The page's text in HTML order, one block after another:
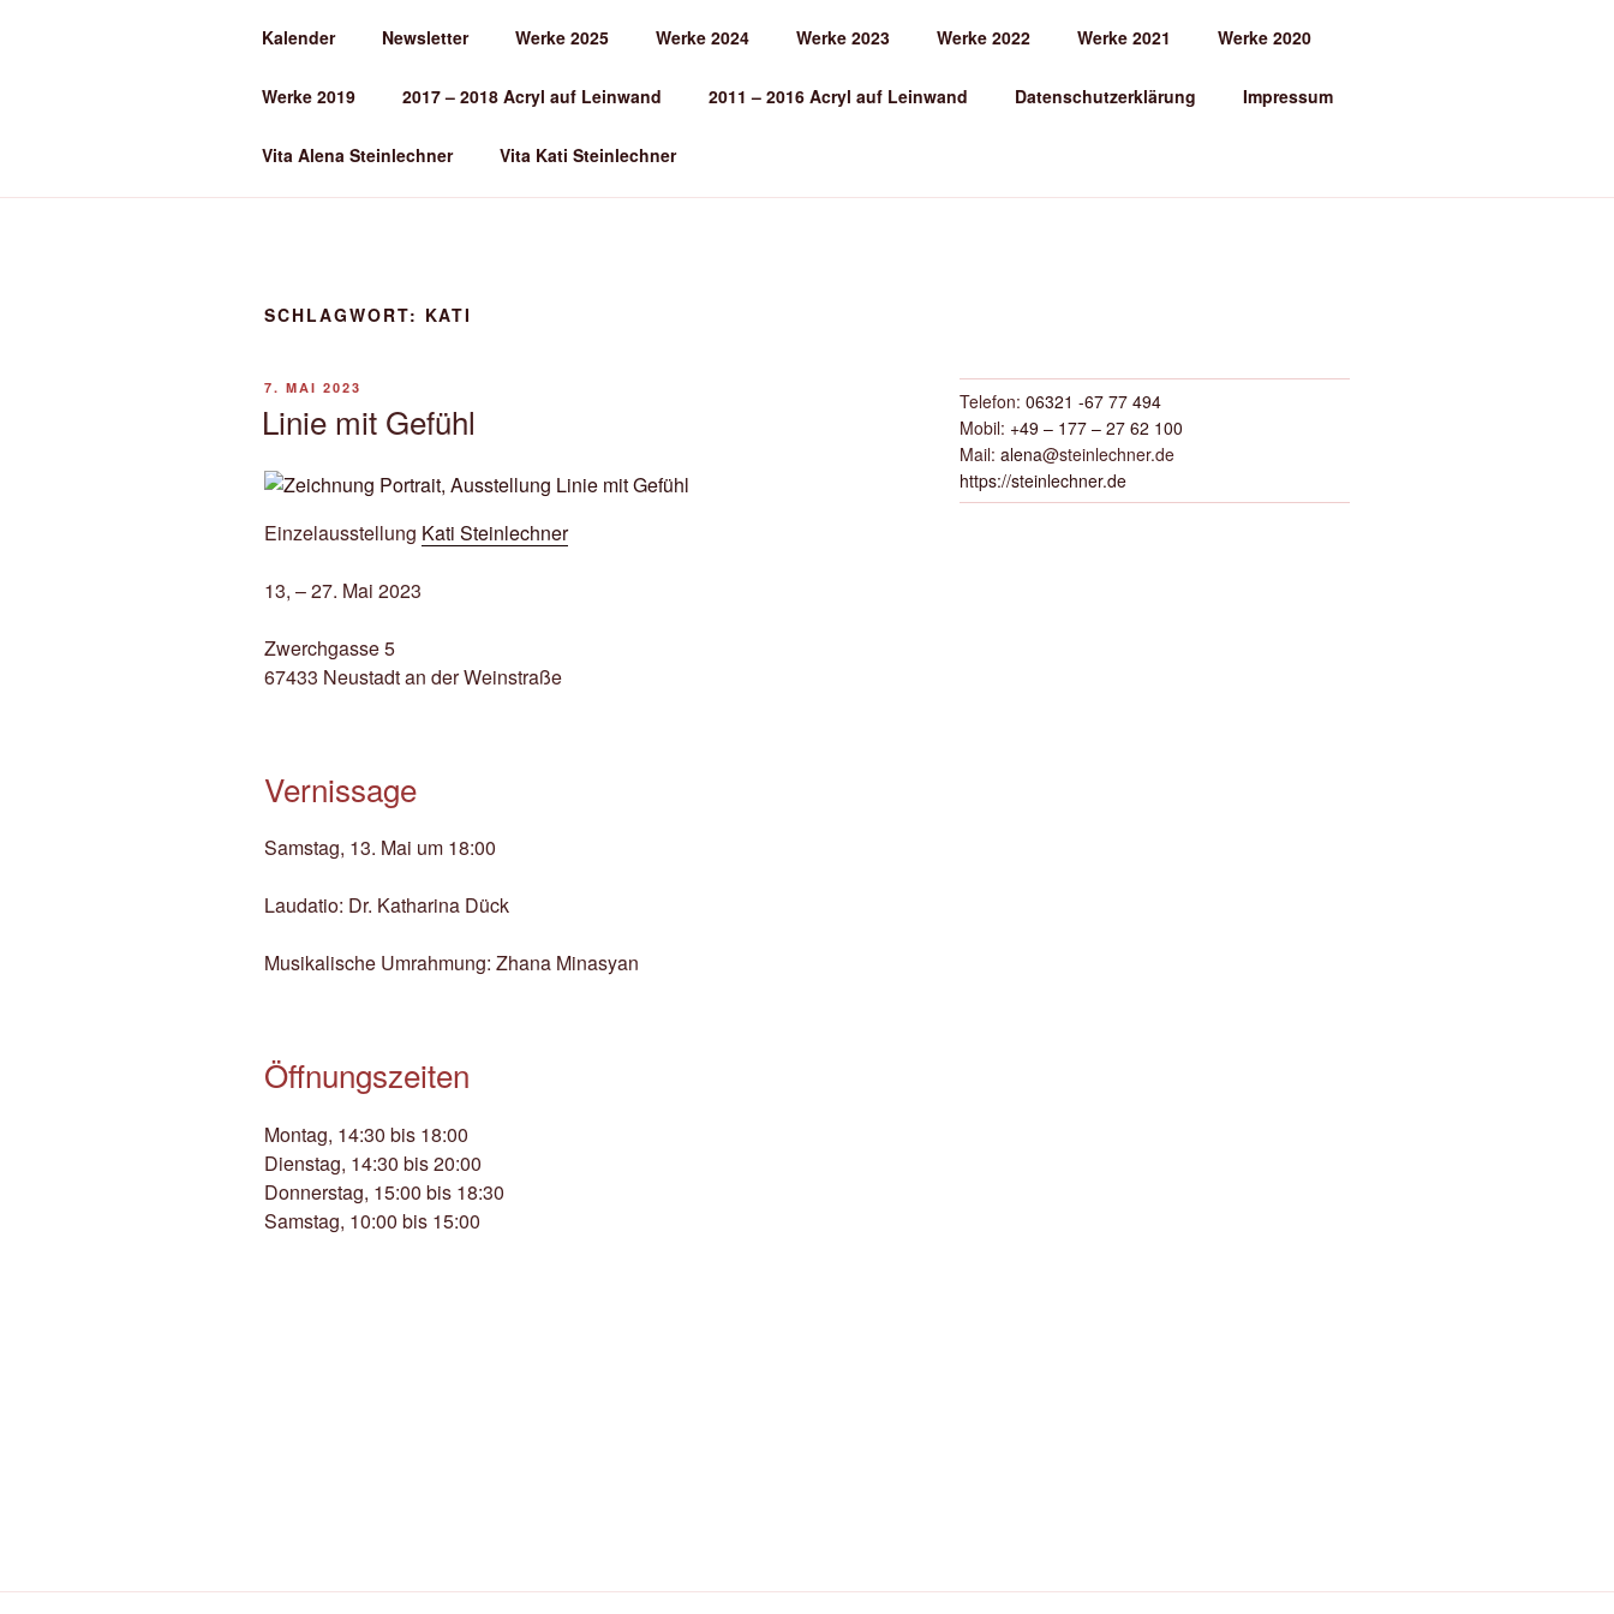
ALENA STEINLECHNER
Kalender Newsletter Werke 2025 Werke 2024 Werke 2023 Werke 2022 Werke 2021 Werke 2020
Werke 2019 2017 – 2018 Acryl auf Leinwand 2011 – 2016 Acryl auf Leinwand Datenschutzerklärung Impressum
Vita Alena Steinlechner Vita Kati Steinlechner
SCHLAGWORT: KATI
VERÖFFENTLICHT
7. MAI 2023
Linie mit Gefühl
Einzelausstellung Kati Steinlechner
13, – 27. Mai 2023
Zwerchgasse 5
67433 Neustadt an der Weinstraße
Vernissage
Samstag, 13. Mai um 18:00
Laudatio: Dr. Katharina Dück
Musikalische Umrahmung: Zhana Minasyan
Öffnungszeiten
Montag, 14:30 bis 18:00
Dienstag, 14:30 bis 20:00
Donnerstag, 15:00 bis 18:30
Samstag, 10:00 bis 15:00
Telefon: 06321 -67 77 494
Mobil: +49 – 177 – 27 62 100
Mail: alena@steinlechner.de
https://steinlechner.de